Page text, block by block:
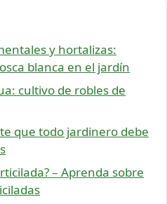
y hortalizas:
blanca en el jardín
cultivo de robles de
que todo jardinero debe
– Aprenda sobre